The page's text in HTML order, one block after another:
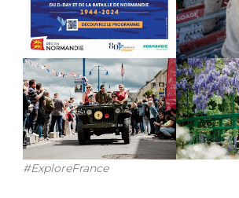
#ExploreFrance